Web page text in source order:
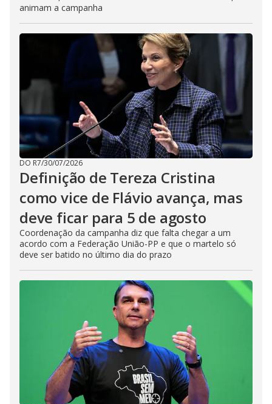
animam a campanha
DO R7/30/07/2026
Definição de Tereza Cristina
como vice de Flávio avança, mas
deve ficar para 5 de agosto
​Coordenação da campanha diz que falta chegar a um
acordo com a Federação União-PP e que o martelo só
deve ser batido no último dia do prazo